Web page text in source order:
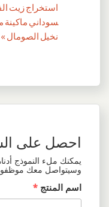
تصفّح
المقالات
استخراج زيت
سوداني ماكينة
نخيل الصومال »
احصل على
يمكنك ملء النموذج
وسيتواصل معك
اسم المنتج *